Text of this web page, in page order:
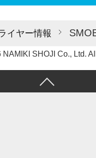
イヤー情報
SHOJI Co., Ltd.